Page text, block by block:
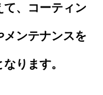
、コーティン
ンテナンスを
ります。